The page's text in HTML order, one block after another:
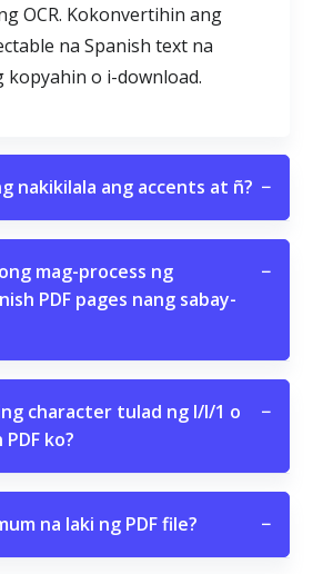
OCR. Kokonvertihin ang
na Spanish text na
kopyahin o i-download.
nakikilala ang accents at ñ? −
mag-process ng
PDF pages nang sabay-
−
character tulad ng I/l/1 o
ko?
−
na laki ng PDF file? −